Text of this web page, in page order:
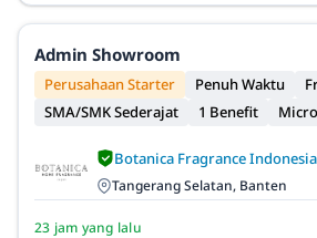
Admin Showroom
Perusahaan Starter Penuh Waktu
SMA/SMK Sederajat
1 Benefit
Botanica Fragrance Indonesia
Tangerang Selatan, Banten
23 jam yang lalu